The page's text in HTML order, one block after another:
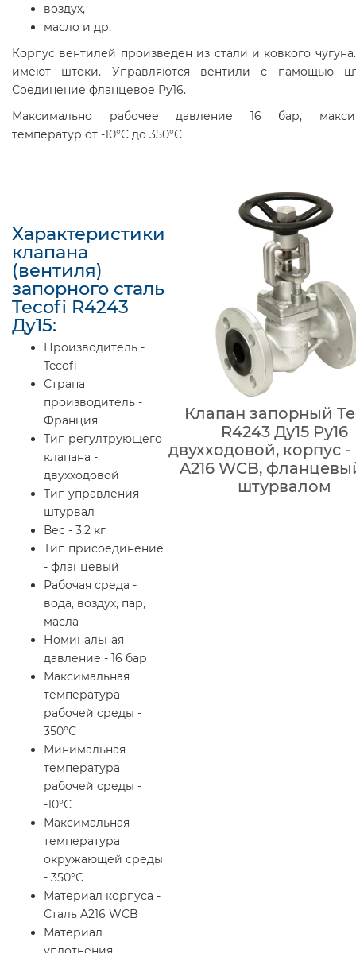
воздух,
масло и др.
Корпус вентилей произведен из стали и ковкого
имеют штоки. Управляются вентили с памощью
Соединение фланцевое Ру16.
Максимально рабочее давление 16 бар,
температур от -10°C до 350°C
Характеристики
клапана
(вентиля)
запорного сталь
Tecofi R4243
Ду15:
Производитель -
Tecofi
Страна
производитель -
Франция
Тип регултрующего
клапана -
двухходовой
Тип управления -
штурвал
Вес - 3.2 кг
Тип присоединение
- фланцевый
Рабочая среда -
вода, воздух, пар,
масла
Номинальная
давление - 16 бар
Максимальная
температура
рабочей среды -
350°С
Минимальная
температура
рабочей среды -
-10°С
Максимальная
температура
окружающей среды
- 350°С
Материал корпуса -
Сталь A216 WCB
Материал
Клапан запорный
R4243 Ду15 Ру16
двухходовой, корпус -
A216 WCB,
штурвалом